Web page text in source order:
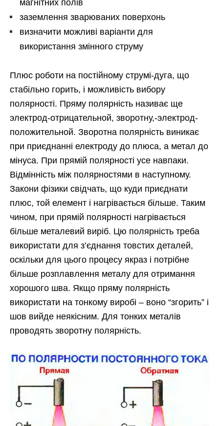
магнітних полів
заземлення зварюваних поверхонь
визначити можливі варіанти для
використання змінного струму
Плюс роботи на постійному струмі-дуга, що
стабільно горить, і можливість вибору
полярності. Пряму полярність називає ще
электрод-отрицательной, зворотну,-электрод-
положительной. Зворотна полярність виникає
при приєднанні електроду до плюса, а метал до
мінуса. При прямій полярності усе навпаки.
Відмінність між полярностями в наступному.
Закони фізики свідчать, що куди приєднати
плюс, той елемент і нагрівається більше. Таким
чином, при прямій полярності нагрівається
більше металевий виріб. Цю полярність треба
використати для з’єднання товстих деталей,
оскільки для цього процесу якраз і потрібне
більше розплавлення металу для отримання
хорошого шва. Якщо пряму полярність
використати на тонкому виробі – воно “згорить” і
шов вийде неякісним. Для тонких металів
проводять зворотну полярність.